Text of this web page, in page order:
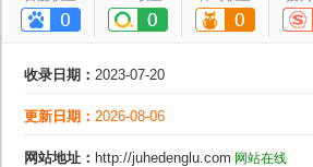
收录日期： 2023-07-20
更新日期： 2026-08-06
网站地址： http://juhedenglu.com 网站在线